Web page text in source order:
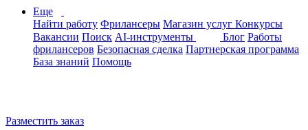
Еще
Найти работу Фрилансеры Магазин услуг Конкурсы
Вакансии Поиск AI-инструменты Блог Работы
фрилансеров Безопасная сделка Партнерская программа
База знаний Помощь
Разместить заказ